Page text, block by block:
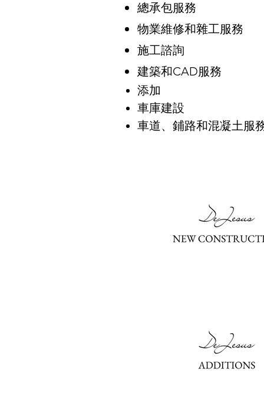
總承包服務
物業維修和雜工服務
施工諮詢
建築和CAD服務
添加
車庫建設
車道、鋪路和混凝土服